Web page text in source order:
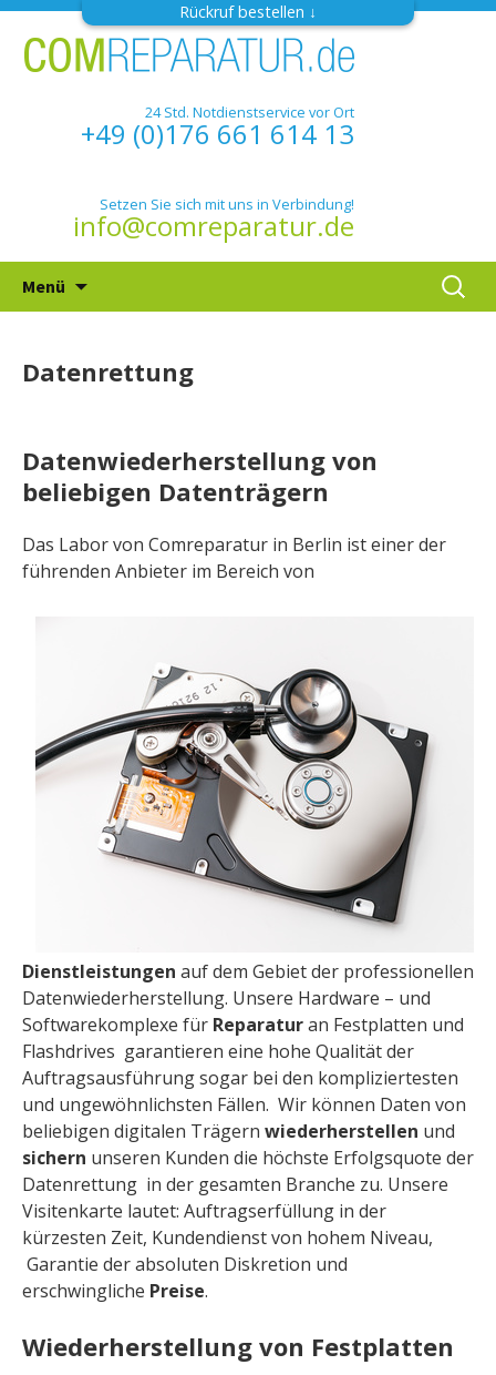
Rückruf bestellen
24 Std. Notdienstservice vor Ort
+49 (0)176 661 614 13
Setzen Sie sich mit uns in Verbindung!
info@comreparatur.de
Menü
Inhalt
springen
Suchen
nach:
Datenrettung
Datenwiederherstellung von
beliebigen Datenträgern
Das Labor von Comreparatur in Berlin ist einer der
führenden Anbieter im Bereich von
Dienstleistungen auf dem Gebiet der professionellen
Datenwiederherstellung. Unsere Hardware – und
Softwarekomplexe für Reparaturan Festplatten und
Flashdrives garantieren eine hohe Qualität der
Auftragsausführung sogar bei den kompliziertesten
und ungewöhnlichsten Fällen. Wir können Daten von
beliebigen digitalen Trägern wiederherstellen und
sichern unseren Kunden die höchste Erfolgsquote der
Datenrettung in der gesamten Branche zu. Unsere
Visitenkarte lautet: Auftragserfüllung in der
kürzesten Zeit, Kundendienst von hohem Niveau,
Garantie der absoluten Diskretion und
erschwingliche Preise.
Wiederherstellung von Festplatten